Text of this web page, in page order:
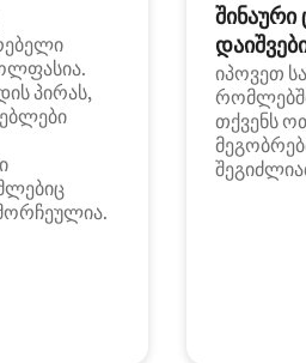
პირას,
იპოვეთ
თქვენს